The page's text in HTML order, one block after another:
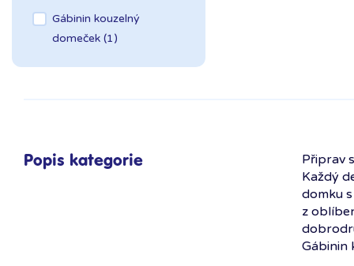
Říčany OC Lihovar
Teplice OC Galerie
Trigo
Vtech
Gábinin kouzelný
domeček (1)
Popis kategorie
Připrav
Každý
domku
z
Gábinin